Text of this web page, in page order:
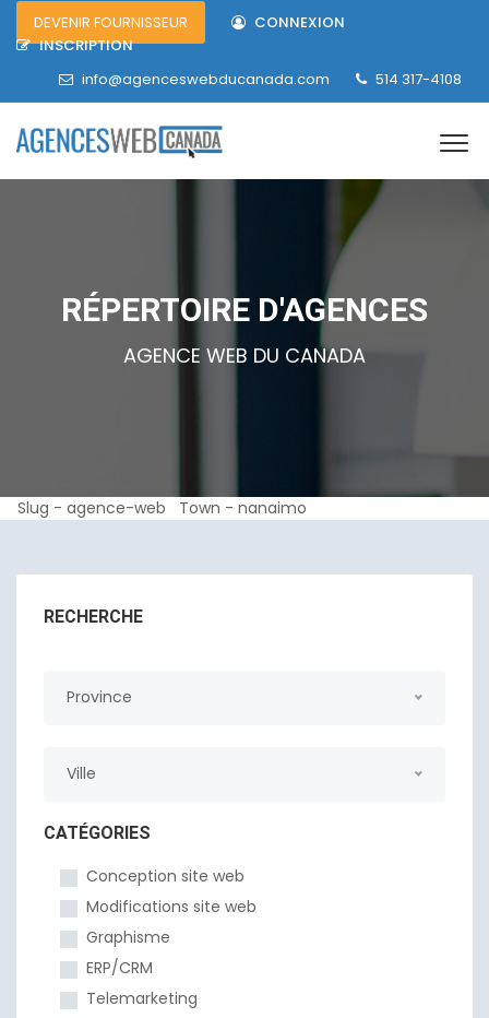
DEVENIR FOURNISSEUR
CONNEXION
INSCRIPTION
info@agenceswebducanada.com
514 317-4108
RÉPERTOIRE D'AGENCES
AGENCE WEB DU CANADA
Slug - agence-web Town - nanaimo
RECHERCHE
Province
Ville
CATÉGORIES
Conception site web
Modifications site web
Graphisme
ERP/CRM
Telemarketing